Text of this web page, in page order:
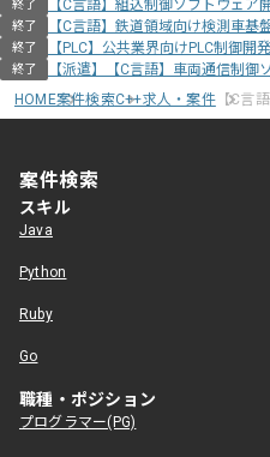
終了 【C言語】組込制御ソフトウェア
終了 【C言語】鉄道領域向け検測車基
終了 【PLC】公共業界向けPLC制御開発
終了
【派遣】【C言語】車両通信制御
HOME案件検索C++求人・案件【C言
案件検索
スキル
Java
Python
Ruby
Go
職種・ポジション
プログラマー(PG)